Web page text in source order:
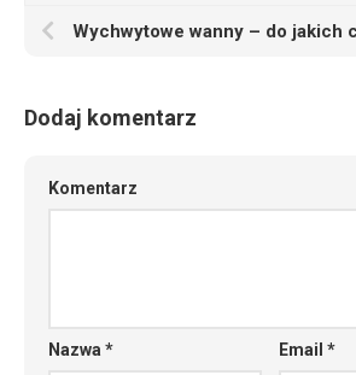
Dodaj komentarz
Komentarz
Nazwa* Email*